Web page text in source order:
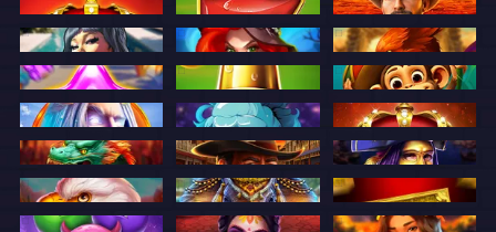
Blazing Crown Deluxe Amigo Lucky Fruits Book of Jurassic
Beat Coin Book of Sorcery Burning Phoenix
Candy Time Amigo Lucky Fruits: Pin Win Amigo Monkey 2
Book of Zeus Crystal Hunters Blazing Crown
Destiny Dragon Book of Amigo Carnevale di Venezia
Eagle Wilds Elephant Splash Easy Cash